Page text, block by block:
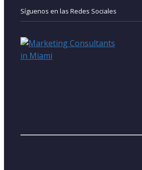
Síguenos en las Redes Sociales